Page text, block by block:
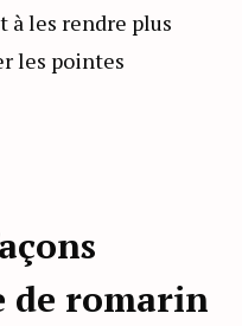
à les rendre plus
les pointes
de romarin